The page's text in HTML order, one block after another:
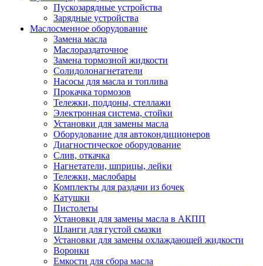
Пускозарядные устройства
Зарядные устройства
Маслосменное оборудование
Замена масла
Маслораздаточное
Замена тормозной жидкости
Солидолонагнетатели
Насосы для масла и топлива
Прокачка тормозов
Тележки, поддоны, стеллажи
Электронная система, стойки
Установки для замены масла
Оборудование для автокондиционеров
Диагностическое оборудование
Слив, откачка
Нагнетатели, шприцы, лейки
Тележки, маслобары
Комплекты для раздачи из бочек
Катушки
Пистолеты
Установки для замены масла в АКПП
Шланги для густой смазки
Установки для замены охлаждающей жидкости
Воронки
Емкости для сбора масла